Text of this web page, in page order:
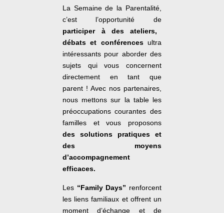
La Semaine de la Parentalité,
c’est l’opportunité de
participer à des ateliers,
débats et conférencesultra
intéressants pour aborder des
sujets qui vous concernent
directement en tant que
parent ! Avec nos partenaires,
nous mettons sur la table les
préoccupations courantes des
familles et vous proposons
des solutions pratiques et
des moyens
d’accompagnement
efficaces.
Les “Family Days” renforcent
les liens familiaux et offrent un
moment d’échange et de